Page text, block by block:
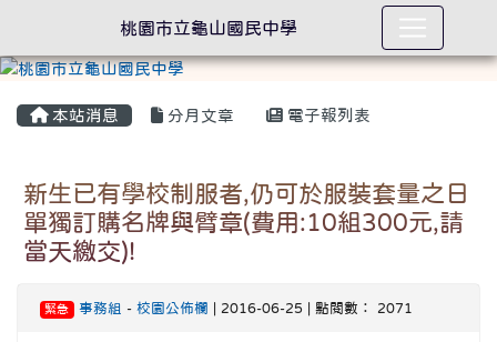
本站消息 分月文章 電子報列表
新生已有學校制服者,仍可於服裝套量之日
單獨訂購名牌與臂章(費用:10組300元,請
當天繳交)!
緊急 事務組 - 校園公佈欄 | 2016-06-25 | 點閱數： 2071
桃園市立龜山國民中學